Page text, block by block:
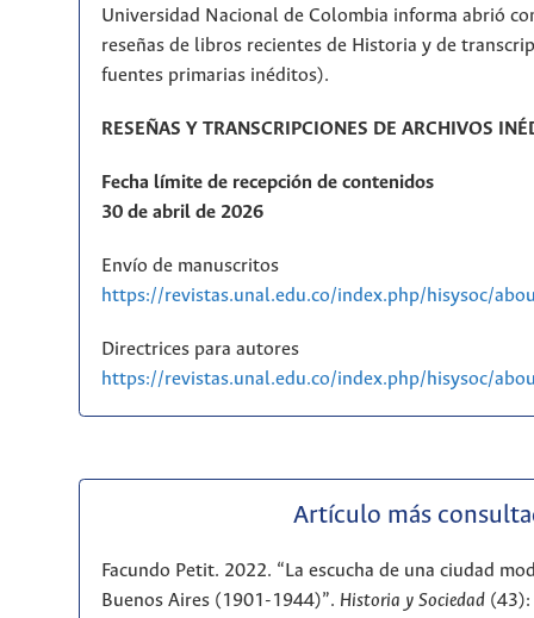
Universidad Nacional de Colombia informa abrió
reseñas de libros recientes de Historia y de
fuentes primarias inéditos).
RESEÑAS Y TRANSCRIPCIONES DE ARCHIVOS
Fecha límite de recepción de contenidos
30 de abril de 2026
Envío de manuscritos
https://revistas.unal.edu.co/index.php/hisysoc/
Directrices para autores
https://revistas.unal.edu.co/index.php/hisysoc/
Artículo más
Facundo Petit. 2022. “La escucha de una ciudad
Buenos Aires (1901-1944)”. Historia y Sociedad